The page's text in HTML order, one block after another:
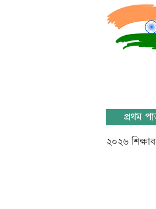
প্রথম
২০২৬